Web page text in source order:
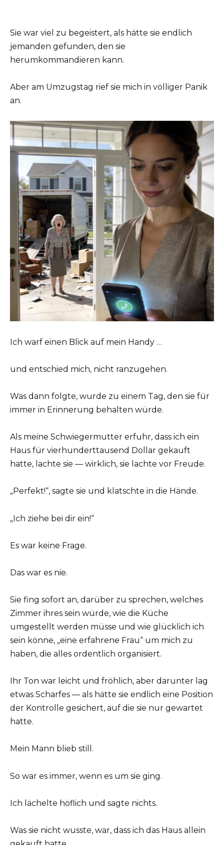
Sie war viel zu begeistert, als hätte sie endlich
jemanden gefunden, den sie
herumkommandieren kann.
Aber am Umzugstag rief sie mich in völliger Panik
an.
Ich warf einen Blick auf mein Handy …
und entschied mich, nicht ranzugehen.
Was dann folgte, wurde zu einem Tag, den sie für
immer in Erinnerung behalten würde.
Als meine Schwiegermutter erfuhr, dass ich ein
Haus für vierhunderttausend Dollar gekauft
hatte, lachte sie — wirklich, sie lachte vor Freude.
„Perfekt!“, sagte sie und klatschte in die Hände.
„Ich ziehe bei dir ein!“
Es war keine Frage.
Das war es nie.
Sie fing sofort an, darüber zu sprechen, welches
Zimmer ihres sein würde, wie die Küche
umgestellt werden müsse und wie glücklich ich
sein könne, „eine erfahrene Frau“ um mich zu
haben, die alles ordentlich organisiert.
Ihr Ton war leicht und fröhlich, aber darunter lag
etwas Scharfes — als hätte sie endlich eine Position
der Kontrolle gesichert, auf die sie nur gewartet
hatte.
Mein Mann blieb still.
So war es immer, wenn es um sie ging.
Ich lächelte höflich und sagte nichts.
Was sie nicht wusste, war, dass ich das Haus allein